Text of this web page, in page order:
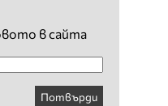
в сайта
Потвърди